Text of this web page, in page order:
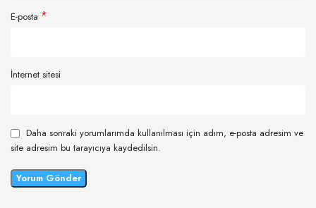
E-posta *
İnternet sitesi
Daha sonraki yorumlarımda kullanılması için adım, e-posta adresim ve
site adresim bu tarayıcıya kaydedilsin.